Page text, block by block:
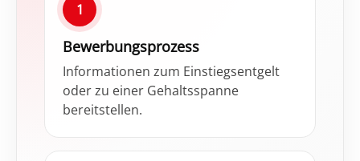
1
Bewerbungsprozess
Informationen zum Einstiegsentgelt
oder zu einer Gehaltsspanne
bereitstellen.